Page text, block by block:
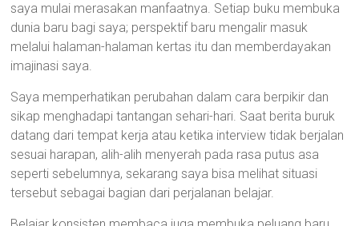
saya mulai merasakan manfaatnya. Setiap buku membuka
dunia baru bagi saya; perspektif baru mengalir masuk
melalui halaman-halaman kertas itu dan memberdayakan
imajinasi saya.
Saya memperhatikan perubahan dalam cara berpikir dan
sikap menghadapi tantangan sehari-hari. Saat berita buruk
datang dari tempat kerja atau ketika interview tidak berjalan
sesuai harapan, alih-alih menyerah pada rasa putus asa
seperti sebelumnya, sekarang saya bisa melihat situasi
tersebut sebagai bagian dari perjalanan belajar.